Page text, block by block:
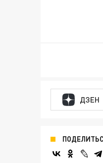
ДЗЕН